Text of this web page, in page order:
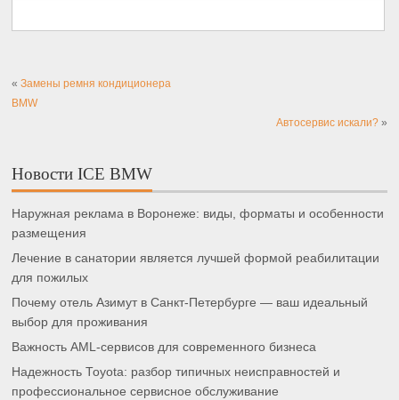
«Замены ремня кондиционера
BMW
Автосервис искали?»
Новости ICE BMW
Наружная реклама в Воронеже: виды, форматы и особенности
размещения
Лечение в санатории является лучшей формой реабилитации
для пожилых
Почему отель Азимут в Санкт-Петербурге — ваш идеальный
выбор для проживания
Важность AML-сервисов для современного бизнеса
Надежность Toyota: разбор типичных неисправностей и
профессиональное сервисное обслуживание